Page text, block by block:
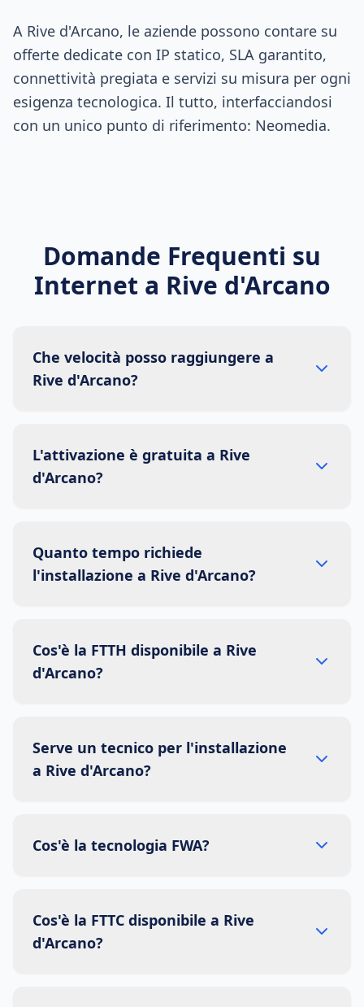
A Rive d'Arcano, le aziende possono contare su
offerte dedicate con IP statico, SLA garantito,
connettività pregiata e servizi su misura per ogni
esigenza tecnologica. Il tutto, interfacciandosi
con un unico punto di riferimento: Neomedia.
Domande Frequenti su
Internet a Rive d'Arcano
Che velocità posso raggiungere a
Rive d'Arcano?
L'attivazione è gratuita a Rive
d'Arcano?
Quanto tempo richiede
l'installazione a Rive d'Arcano?
Cos'è la FTTH disponibile a Rive
d'Arcano?
Serve un tecnico per l'installazione
a Rive d'Arcano?
Cos'è la tecnologia FWA?
Cos'è la FTTC disponibile a Rive
d'Arcano?